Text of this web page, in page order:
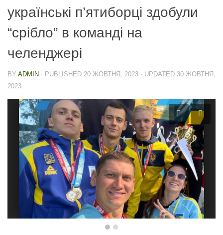
українські п’ятиборці здобули
“срібло” в команді на
челенджері
BY ADMIN · PUBLISHED 20 ЖОВТНЯ, 2023 · UPDATED 30 ЖОВТНЯ,
2023